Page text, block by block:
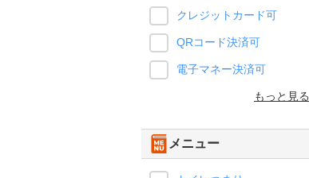
クレジットカード可
QRコード決済可
電子マネー決済可
もっと見る
メニュー